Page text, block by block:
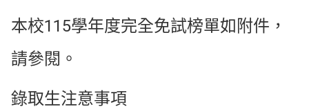
本校115學年度完全免試榜單如附件，
請參閱。
錄取生注意事項